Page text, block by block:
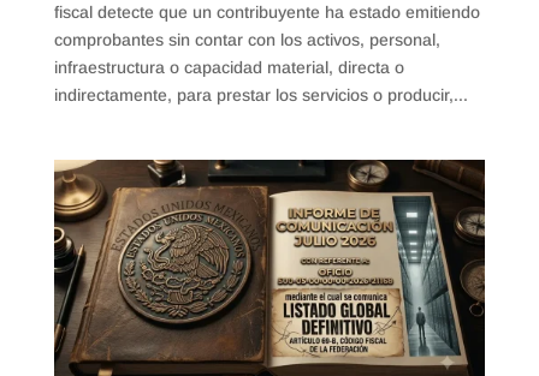
fiscal detecte que un contribuyente ha estado emitiendo
comprobantes sin contar con los activos, personal,
infraestructura o capacidad material, directa o
indirectamente, para prestar los servicios o producir,...